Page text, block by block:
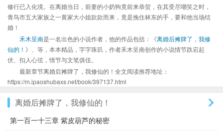
修行已入化境。在离婚当日，前妻的小奶狗竟前来恭贺，在其受尽嘲笑之时，
青鸟市五大家族之一黄家大小姐款款而来，竟是挽住林东的手，要和他当场结
婚！
禾木呈南是一名出色的小说作者，他的作品包括：《离婚后摊牌了，我修
仙的！ 》、等，本本精品，字字珠玑，作者禾木呈南创作的小说情节跌宕起
伏、扣人心弦，情节与文笔俱佳。
最新章节离婚后摊牌了，我修仙的！全文阅读推荐地址：
https://m.ipaoshubaxs.net/book/397137.html
离婚后摊牌了，我修仙的！
第一百一十三章 紫皮葫芦的秘密